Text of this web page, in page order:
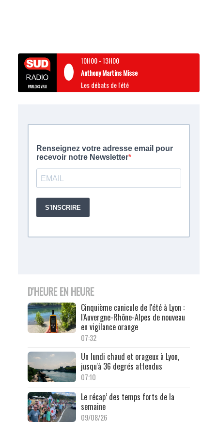
10H00-13H00
Anthony Martins Misse
Les débats de l'été
D'HEURE EN HEURE
Cinquième canicule de l'été à Lyon :
l'Auvergne-Rhône-Alpes de nouveau
en vigilance orange
07:32
Un lundi chaud et orageux à Lyon,
jusqu'à 36 degrés attendus
07:10
Le récap’ des temps forts de la
semaine
09/08/26